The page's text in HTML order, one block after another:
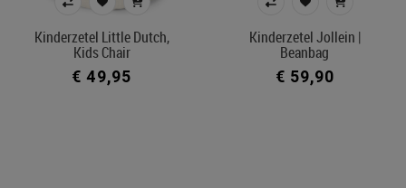
Kinderzetel Little Dutch,
Kids Chair
€ 49,95
Kinderzetel Jollein |
Beanbag
€ 59,90